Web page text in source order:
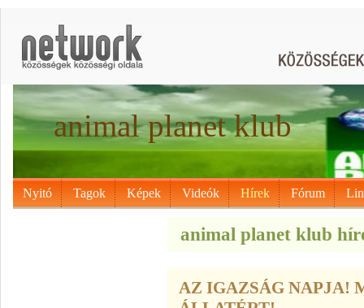
animal planet klub
Nyitó Tagok Képek Videók Hírek Fórum
animal planet klub
AZ IGAZSÁG NAPJA!